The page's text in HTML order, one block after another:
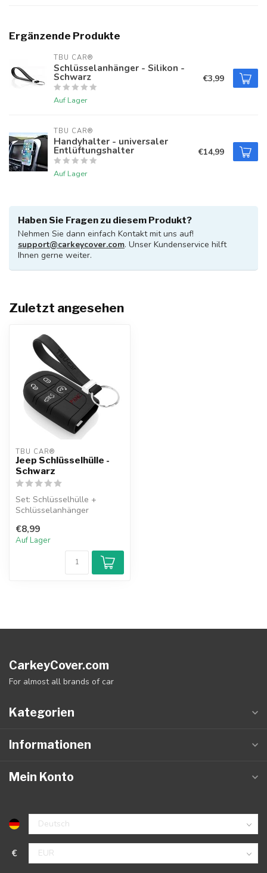
Ergänzende Produkte
TBU CAR®
Schlüsselanhänger - Silikon -
Schwarz
Auf Lager
€3,99
TBU CAR®
Handyhalter - universaler
Entlüftungshalter
Auf Lager
€14,99
Haben Sie Fragen zu diesem Produkt?
Nehmen Sie dann einfach Kontakt mit uns auf!
support@carkeycover.com. Unser Kundenservice hilft
Ihnen gerne weiter.
Zuletzt angesehen
TBU CAR®
Jeep Schlüsselhülle -
Schwarz
Set: Schlüsselhülle +
Schlüsselanhänger
€8,99
Auf Lager
CarkeyCover.com
For almost all brands of car
Kategorien
Informationen
Mein Konto
€